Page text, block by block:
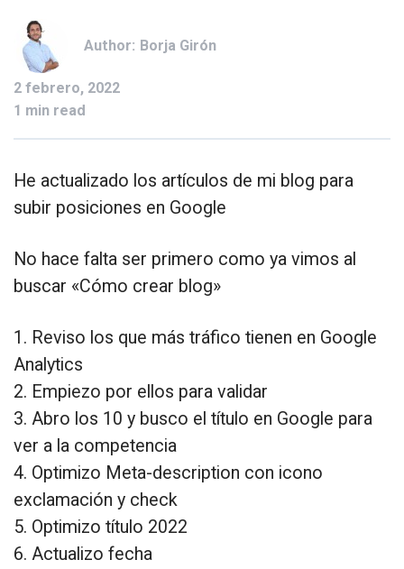
Author: Borja Girón
2 febrero, 2022
1 min read
He actualizado los artículos de mi blog para
subir posiciones en Google
No hace falta ser primero como ya vimos al
buscar «Cómo crear blog»
1. Reviso los que más tráfico tienen en Google
Analytics
2. Empiezo por ellos para validar
3. Abro los 10 y busco el título en Google para
ver a la competencia
4. Optimizo Meta-description con icono
exclamación y check
5. Optimizo título 2022
6. Actualizo fecha